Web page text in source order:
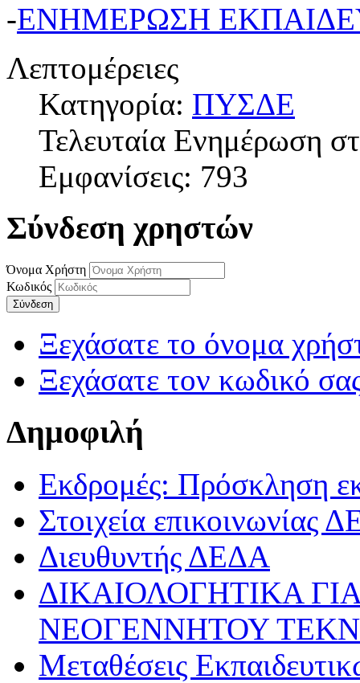
-ΕΝΗΜΕΡΩΣΗ
Λεπτομέρειες
Κατηγορία: ΠΥΣΔΕ
Τελευταία Ενημέρωση
Εμφανίσεις: 793
Σύνδεση χρηστών
Όνομα Χρήστη
Κωδικός
Σύνδεση
Ξεχάσατε το όνομα
Ξεχάσατε τον κωδικό
Δημοφιλή
Εκδρομές: Πρόσκληση
Στοιχεία επικοινωνίας
Διευθυντής ΔΕΔΑ
ΔΙΚΑΙΟΛΟΓΗΤΙΚΑ
ΝΕΟΓΕΝΝΗΤΟΥ
Μεταθέσεις